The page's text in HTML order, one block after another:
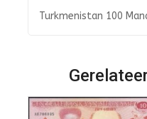
Turkmenistan 100